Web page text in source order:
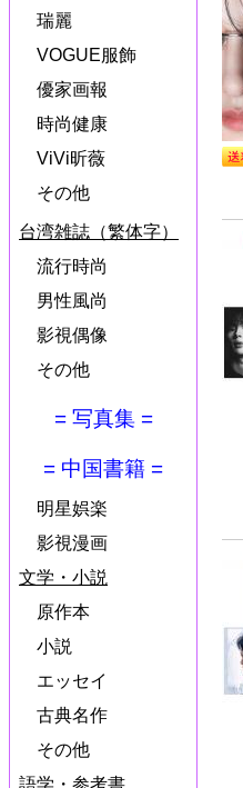
瑞麗
VOGUE服飾
優家画報
時尚健康
ViVi昕薇
その他
台湾雑誌（繁体字）
流行時尚
男性風尚
影視偶像
その他
= 写真集 =
= 中国書籍 =
明星娯楽
影視漫画
文学・小説
原作本
小説
エッセイ
古典名作
その他
語学・参考書